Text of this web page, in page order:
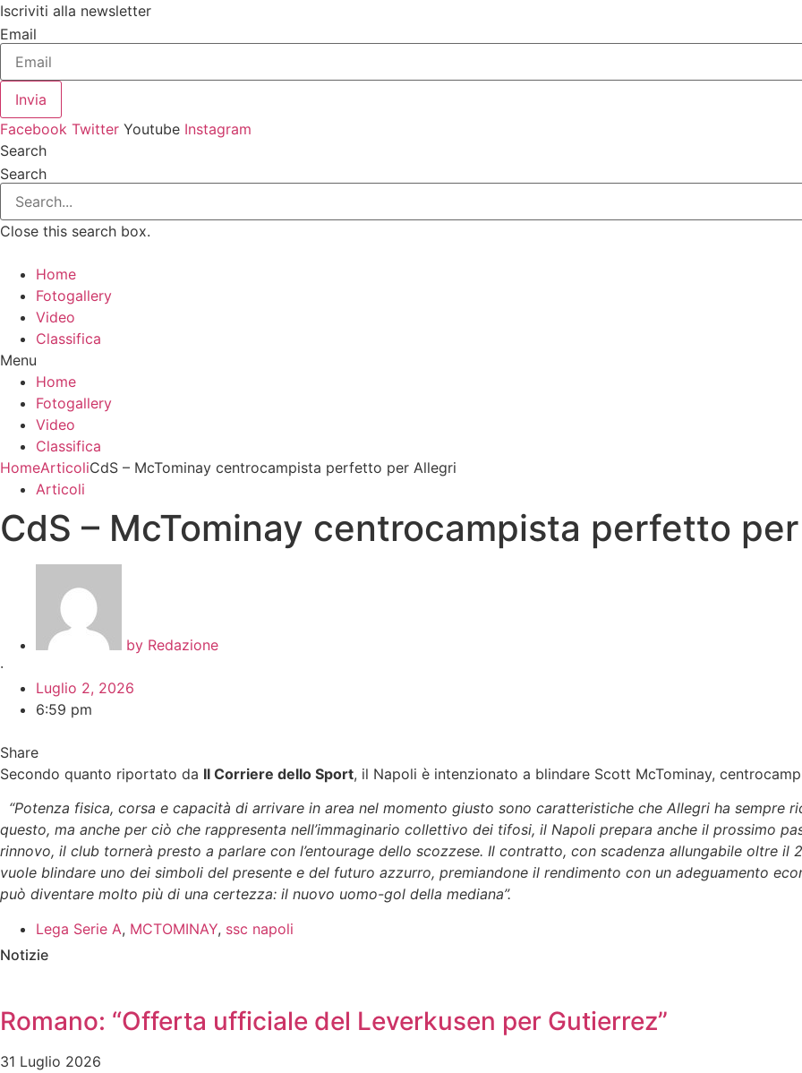
Vai
al
contenuto
Iscriviti alla newsletter
Email
Invia
Facebook Twitter Youtube Instagram
Search
Search
Close this search box.
Home
Fotogallery
Video
Classifica
Menu
Home
Fotogallery
Video
Classifica
HomeArticoliCdS – McTominay centrocampista perfetto per Allegri
Articoli
CdS – McTominay centrocampista perfetto
by Redazione
·
Luglio 2, 2026
6:59 pm
Share
Secondo quanto riportato da Il Corriere dello Sport, il Napoli è intenzionato a blindare Scott McTominay,
“Potenza fisica, corsa e capacità di arrivare in area nel momento giusto sono caratteristiche che Allegri ha
questo, ma anche per ciò che rappresenta nell’immaginario collettivo dei tifosi, il Napoli prepara anche il prossimo
rinnovo, il club tornerà presto a parlare con l’entourage dello scozzese. Il contratto, con scadenza allungabile oltre il
vuole blindare uno dei simboli del presente e del futuro azzurro, premiandone il rendimento con un adeguamento
può diventare molto più di una certezza: il nuovo uomo-gol della mediana”.
Lega Serie A, MCTOMINAY, ssc napoli
Notizie
Romano: “Offerta ufficiale del Leverkusen per Gutierrez”
31 Luglio 2026